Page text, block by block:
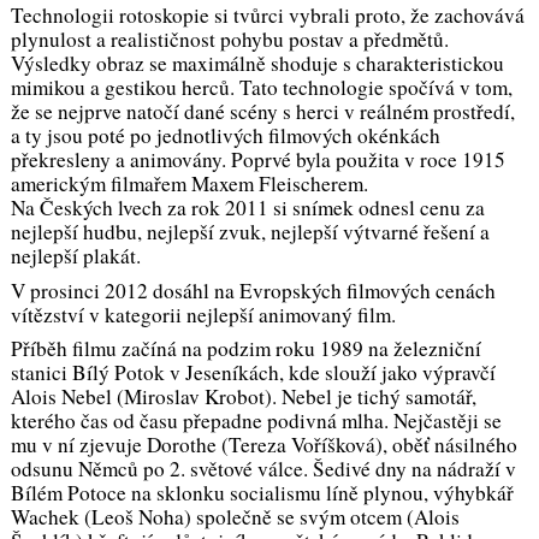
Technologii rotoskopie si tvůrci vybrali proto, že zachovává
plynulost a realističnost pohybu postav a předmětů.
Výsledky obraz se maximálně shoduje s charakteristickou
mimikou a gestikou herců. Tato technologie spočívá v tom,
že se nejprve natočí dané scény s herci v reálném prostředí,
a ty jsou poté po jednotlivých filmových okénkách
překresleny a animovány. Poprvé byla použita v roce 1915
americkým filmařem Maxem Fleischerem.
Na Českých lvech za rok 2011 si snímek odnesl cenu za
nejlepší hudbu, nejlepší zvuk, nejlepší výtvarné řešení a
nejlepší plakát.
V prosinci 2012 dosáhl na Evropských filmových cenách
vítězství v kategorii nejlepší animovaný film.
Příběh filmu začíná na podzim roku 1989 na železniční
stanici Bílý Potok v Jeseníkách, kde slouží jako výpravčí
Alois Nebel (Miroslav Krobot). Nebel je tichý samotář,
kterého čas od času přepadne podivná mlha. Nejčastěji se
mu v ní zjevuje Dorothe (Tereza Voříšková), oběť násilného
odsunu Němců po 2. světové válce. Šedivé dny na nádraží v
Bílém Potoce na sklonku socialismu líně plynou, výhybkář
Wachek (Leoš Noha) společně se svým otcem (Alois